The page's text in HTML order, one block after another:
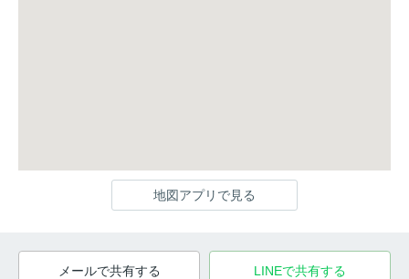
地図アプリで見る
メールで共有する LINEで共有する